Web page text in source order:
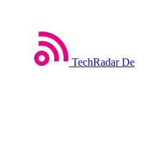
TechRadar De